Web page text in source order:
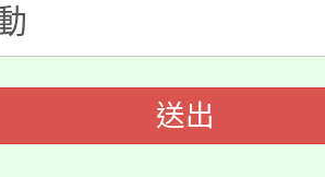
課)教師甄選結果(
校115學年度第
課)教師甄選結果(
》溝通分析基
送出